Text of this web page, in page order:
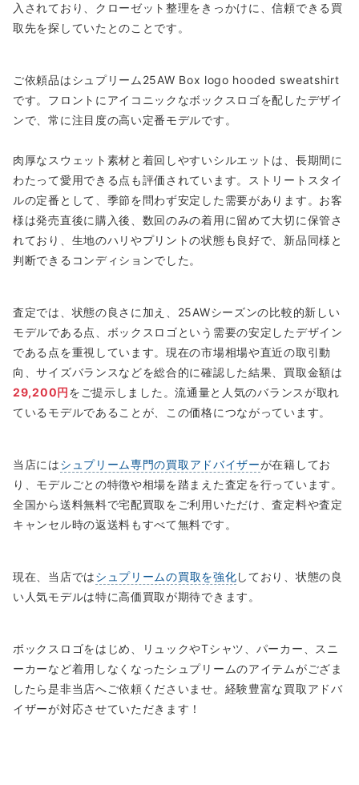
入されており、クローゼット整理をきっかけに、信頼できる買
取先を探していたとのことです。
ご依頼品はシュプリーム25AW Box logo hooded sweatshirt
です。フロントにアイコニックなボックスロゴを配したデザイ
ンで、常に注目度の高い定番モデルです。
肉厚なスウェット素材と着回しやすいシルエットは、長期間に
わたって愛用できる点も評価されています。ストリートスタイ
ルの定番として、季節を問わず安定した需要があります。お客
様は発売直後に購入後、数回のみの着用に留めて大切に保管さ
れており、生地のハリやプリントの状態も良好で、新品同様と
判断できるコンディションでした。
査定では、状態の良さに加え、25AWシーズンの比較的新しい
モデルである点、ボックスロゴという需要の安定したデザイン
である点を重視しています。現在の市場相場や直近の取引動
向、サイズバランスなどを総合的に確認した結果、買取金額は
29,200円をご提示しました。流通量と人気のバランスが取れ
ているモデルであることが、この価格につながっています。
当店にはシュプリーム専門の買取アドバイザーが在籍してお
り、モデルごとの特徴や相場を踏まえた査定を行っています。
全国から送料無料で宅配買取をご利用いただけ、査定料や査定
キャンセル時の返送料もすべて無料です。
現在、当店ではシュプリームの買取を強化しており、状態の良
い人気モデルは特に高価買取が期待できます。
ボックスロゴをはじめ、リュックやTシャツ、パーカー、スニ
ーカーなど着用しなくなったシュプリームのアイテムがござま
したら是非当店へご依頼くださいませ。経験豊富な買取アドバ
イザーが対応させていただきます！